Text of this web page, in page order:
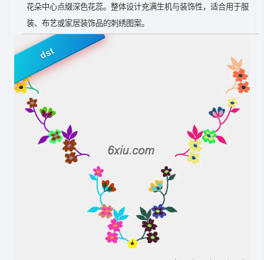
花朵中心点缀深色花蕊。整体设计充满生机与装饰性，适合用于服
装、布艺或家居装饰品的刺绣图案。
dst